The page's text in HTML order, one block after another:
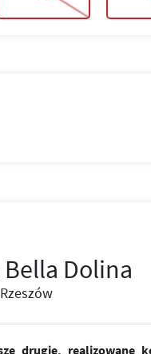
Dolina
drugie, realizowane